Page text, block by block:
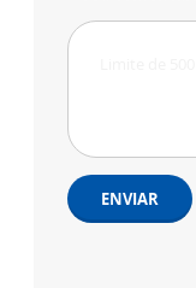
ENVIAR